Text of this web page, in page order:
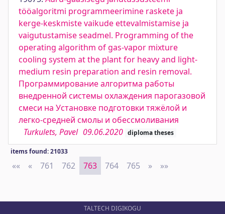
tööalgoritmi programmeerimine raskete ja
kerge-keskmiste vaikude ettevalmistamise ja
vaigutustamise seadmel. Programming of the
operating algorithm of gas-vapor mixture
cooling system at the plant for heavy and light-
medium resin preparation and resin removal.
Программирование алгоритма работы
внедренной системы охлаждения парогазовой
смеси на Установке подготовки тяжёлой и
легко-средней смолы и обессмоливания
Turkulets, Pavel 09.06.2020 diploma theses
items found: 21033
«« First
« Previous
761 762 763 764 765 » Next
»»
TALTECH DIGIKOGU